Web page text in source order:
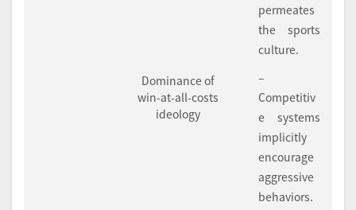
Dominance of
win-at-all-costs
ideology
permeates
the sports
culture.
–
Competitiv
e systems
implicitly
encourage
aggressive
behaviors.